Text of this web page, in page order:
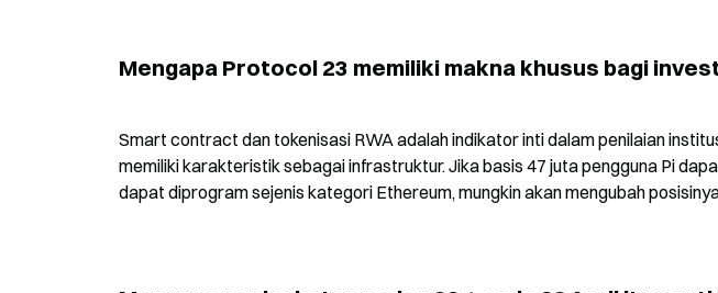
Mengapa Protocol 23 memiliki makna khusus bagi
Smart contract dan tokenisasi RWA adalah indikator inti dalam penilaian
memiliki karakteristik sebagai infrastruktur. Jika basis 47 juta pengguna Pi
dapat diprogram sejenis kategori Ethereum, mungkin akan mengubah